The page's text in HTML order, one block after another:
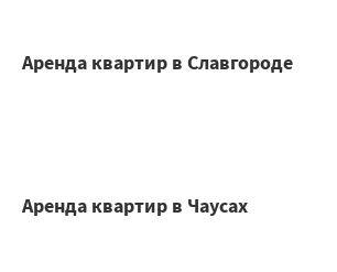
Аренда квартир в Славгороде
Аренда квартир в Чаусах